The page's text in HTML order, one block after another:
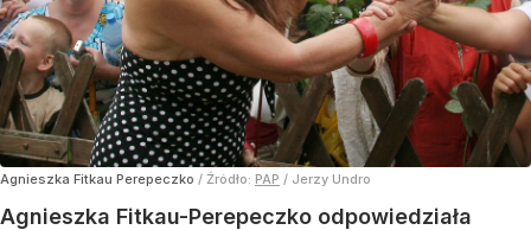
Agnieszka Fitkau Perepeczko / Źródło: PAP / Jerzy Undro
Agnieszka Fitkau-Perepeczko odpowiedziała